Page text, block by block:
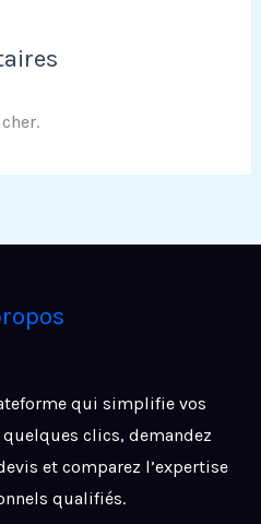
qui simplifie vos
clics, demandez
et comparez l’expertise
qualifiés.